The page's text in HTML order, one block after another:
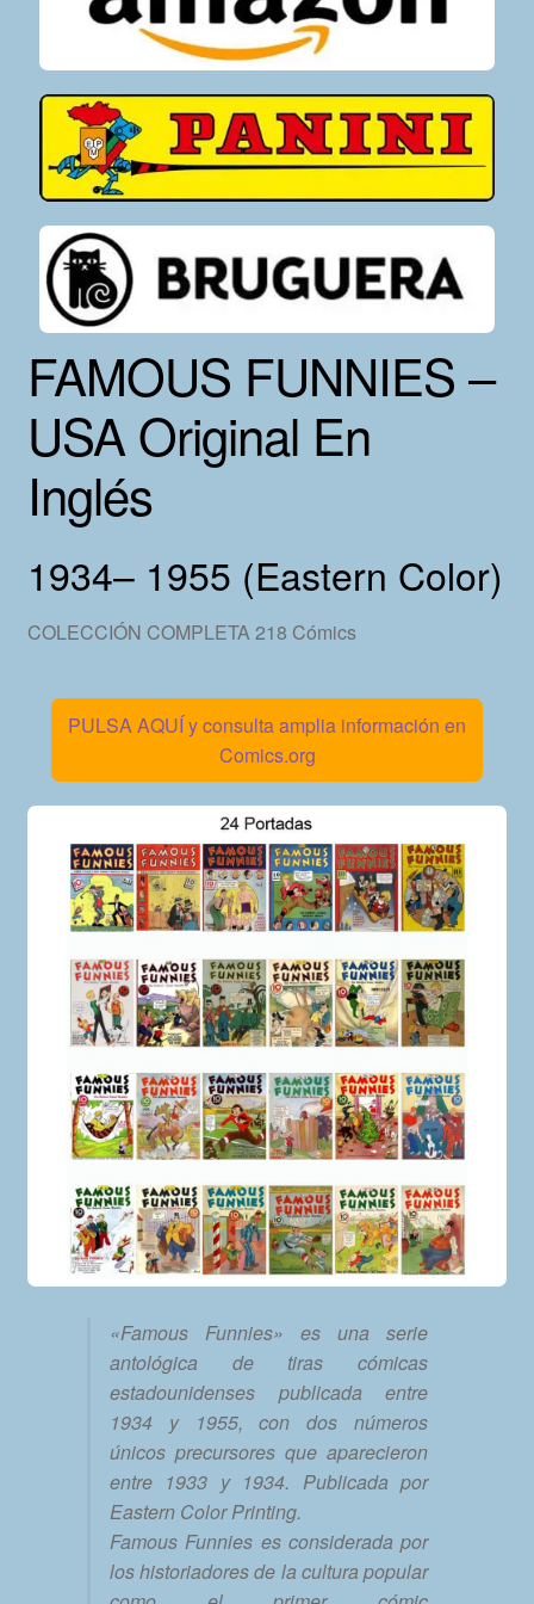
Inmediata
FAMOUS FUNNIES –
USA Original En
Inglés
1934– 1955 (Eastern Color)
COLECCIÓN COMPLETA 218 Cómics
PULSA AQUÍ y consulta amplia información en
Comics.org
«Famous Funnies» es una serie
antológica de tiras cómicas
estadounidenses publicada entre
1934 y 1955, con dos números
únicos precursores que aparecieron
entre 1933 y 1934. Publicada por
Eastern Color Printing.
Famous Funnies es considerada por
los historiadores de la cultura popular